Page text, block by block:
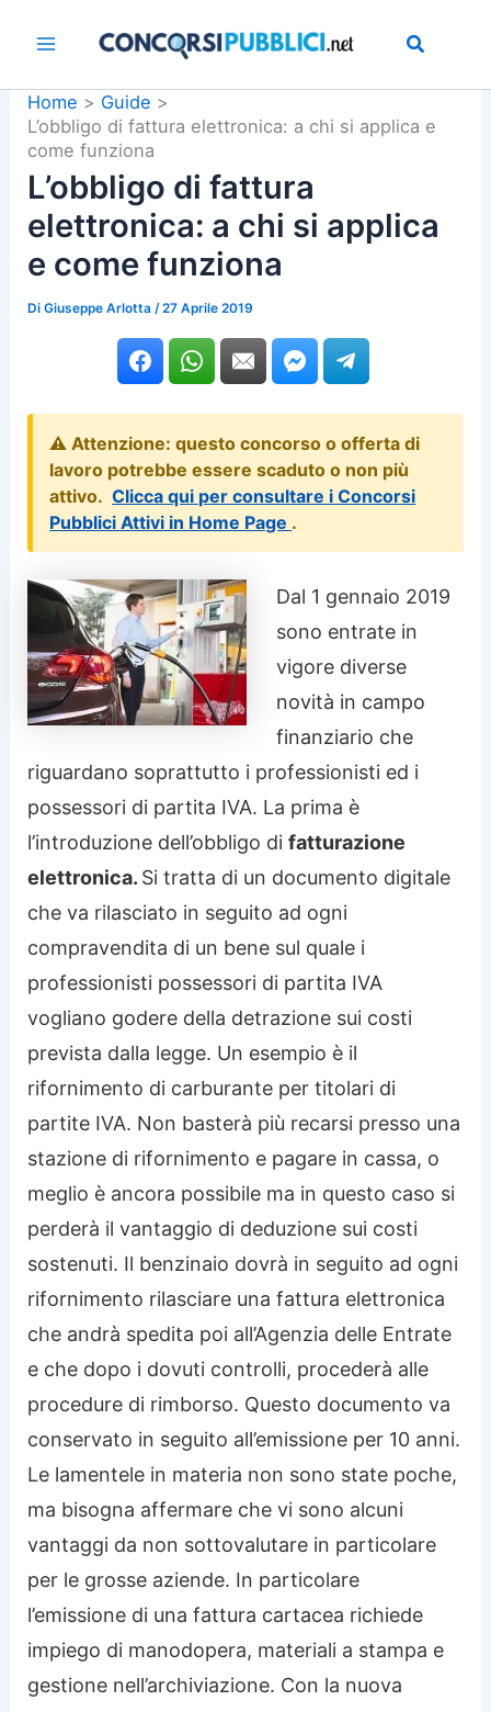
Home
Guide
L’obbligo di fattura elettronica: a chi si applica e
come funziona
L’obbligo di fattura
elettronica: a chi si applica
e come funziona
DiGiuseppe Arlotta /27 Aprile 2019
⚠️ Attenzione: questo concorso o offerta di
lavoro potrebbe essere scaduto o non più
attivo. Clicca qui per consultare i Concorsi
Pubblici Attivi in Home Page .
Dal 1 gennaio 2019
sono entrate in
vigore diverse
novità in campo
finanziario che
riguardano soprattutto i professionisti ed i
possessori di partita IVA. La prima è
l’introduzione dell’obbligo difatturazione
elettronica. Si tratta di un documento digitale
che va rilasciato in seguito ad ogni
compravendita di un bene sul quale i
professionisti possessori di partita IVA
vogliano godere della detrazione sui costi
prevista dalla legge. Un esempio è il
rifornimento di carburante per titolari di
partite IVA. Non basterà più recarsi presso una
stazione di rifornimento e pagare in cassa, o
meglio è ancora possibile ma in questo caso si
perderà il vantaggio di deduzione sui costi
sostenuti. Il benzinaio dovrà in seguito ad ogni
rifornimento rilasciare una fattura elettronica
che andrà spedita poi all’Agenzia delle Entrate
e che dopo i dovuti controlli, procederà alle
procedure di rimborso. Questo documento va
conservato in seguito all’emissione per 10 anni.
Le lamentele in materia non sono state poche,
ma bisogna affermare che vi sono alcuni
vantaggi da non sottovalutare in particolare
per le grosse aziende. In particolare
l’emissione di una fattura cartacea richiede
impiego di manodopera, materiali a stampa e
gestione nell’archiviazione. Con la nuova